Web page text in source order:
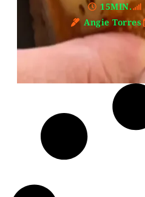
15MIN.
Angie Torres